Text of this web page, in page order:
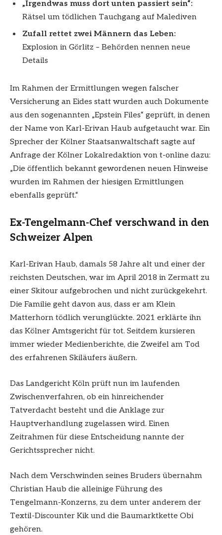
„Irgendwas muss dort unten passiert sein“:
Rätsel um tödlichen Tauchgang auf Malediven
Zufall rettet zwei Männern das Leben:
Explosion in Görlitz – Behörden nennen neue
Details
Im Rahmen der Ermittlungen wegen falscher
Versicherung an Eides statt wurden auch Dokumente
aus den sogenannten „Epstein Files“ geprüft, in denen
der Name von Karl-Erivan Haub aufgetaucht war. Ein
Sprecher der Kölner Staatsanwaltschaft sagte auf
Anfrage der Kölner Lokalredaktion von t-online dazu:
„Die öffentlich bekannt gewordenen neuen Hinweise
wurden im Rahmen der hiesigen Ermittlungen
ebenfalls geprüft.“
Ex-Tengelmann-Chef verschwand in den
Schweizer Alpen
Karl-Erivan Haub, damals 58 Jahre alt und einer der
reichsten Deutschen, war im April 2018 in Zermatt zu
einer Skitour aufgebrochen und nicht zurückgekehrt.
Die Familie geht davon aus, dass er am Klein
Matterhorn tödlich verunglückte. 2021 erklärte ihn
das Kölner Amtsgericht für tot. Seitdem kursieren
immer wieder Medienberichte, die Zweifel am Tod
des erfahrenen Skiläufers äußern.
Das Landgericht Köln prüft nun im laufenden
Zwischenverfahren, ob ein hinreichender
Tatverdacht besteht und die Anklage zur
Hauptverhandlung zugelassen wird. Einen
Zeitrahmen für diese Entscheidung nannte der
Gerichtssprecher nicht.
Nach dem Verschwinden seines Bruders übernahm
Christian Haub die alleinige Führung des
Tengelmann-Konzerns, zu dem unter anderem der
Textil-Discounter Kik und die Baumarktkette Obi
gehören.